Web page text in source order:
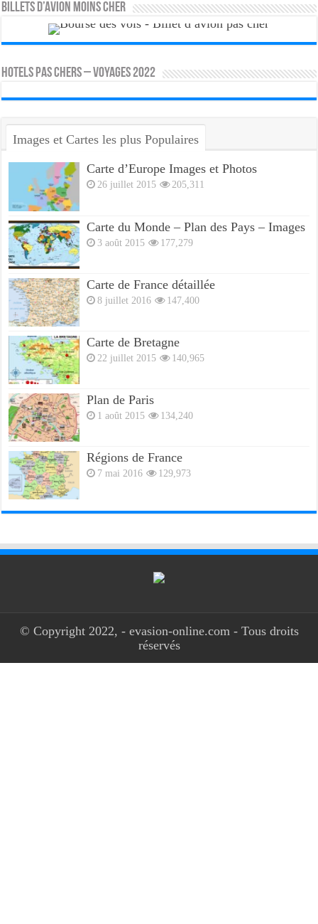
Billets d’avion moins cher
HOTELS PAS CHERS – VOYAGES 2022
Images et Cartes les plus Populaires
Carte d’Europe Images et Photos
26 juillet 2015 205,311
Carte du Monde – Plan des Pays – Images
3 août 2015 177,279
Carte de France détaillée
8 juillet 2016 147,400
Carte de Bretagne
22 juillet 2015 140,965
Plan de Paris
1 août 2015 134,240
Régions de France
7 mai 2016 129,973
© Copyright 2022, - evasion-online.com - Tous droits
réservés